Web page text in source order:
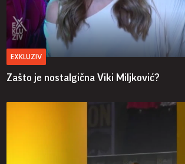
EXKLUZIV
Zašto je nostalgična Viki Miljković?